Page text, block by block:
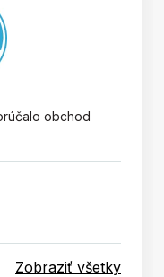
obchod
Zobraziť všetky